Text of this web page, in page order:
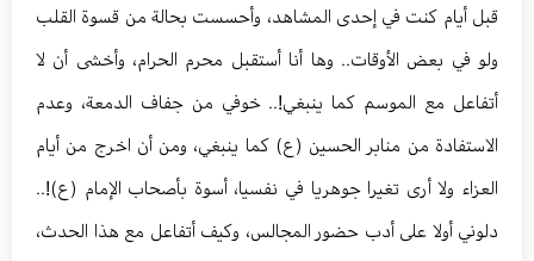
قبل أيام كنت في إحدى المشاهد، وأحسست بحالة من قسوة القلب
ولو في بعض الأوقات.. وها أنا أستقبل محرم الحرام، وأخشى أن لا
أتفاعل مع الموسم كما ينبغي!.. خوفي من جفاف الدمعة، وعدم
الاستفادة من منابر الحسين (ع) كما ينبغي، ومن أن اخرج من أيام
العزاء ولا أرى تغيرا جوهريا في نفسيا، أسوة بأصحاب الإمام (ع)!..
دلوني أولا على أدب حضور المجالس، وكيف أتفاعل مع هذا الحدث،